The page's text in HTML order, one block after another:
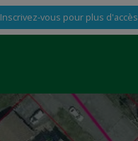
Inscrivez-vous pour plus d'accès